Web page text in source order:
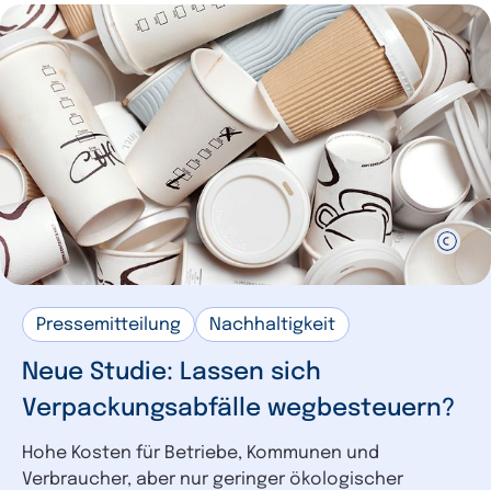
Unternehmensentwicklung
Infrastruktur
Mobilität
Bürokratie
Infrastruktur 2
Sustainable Finance 2
Handel 2
Digitalisierung 1
Außenwirtschaft 1
Corporate Social Responsibility 1
Mittelstand 1
Steuern
Beschäftigung
Pressemitteilung Nachhaltigkeit
Neue Studie: Lassen sich
Verpackungsabfälle wegbesteuern?
Hohe Kosten für Betriebe, Kommunen und
Verbraucher, aber nur geringer ökologischer